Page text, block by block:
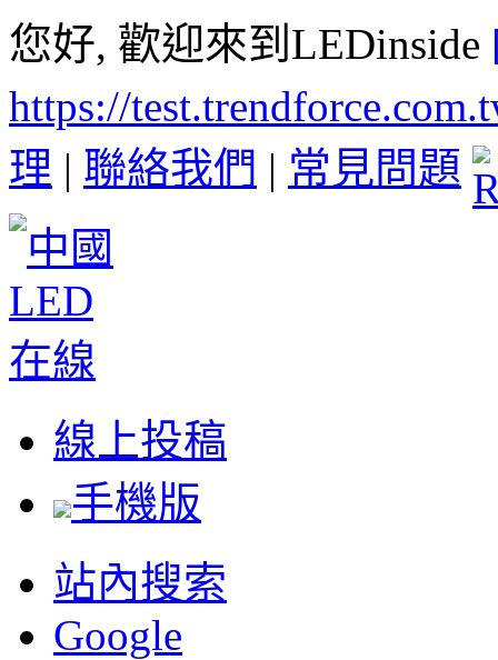
您好, 歡迎來到LEDinside
https://
理 | 聯絡我們 | 常見問題
線上投稿
手機版
站內搜索
Google